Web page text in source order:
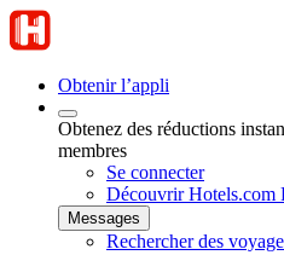
Obtenir l’appli
Obtenez des réductions
membres
Se connecter
Découvrir Hotels.com
Messages
Rechercher des